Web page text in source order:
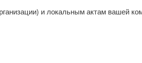
и локальным актам вашей